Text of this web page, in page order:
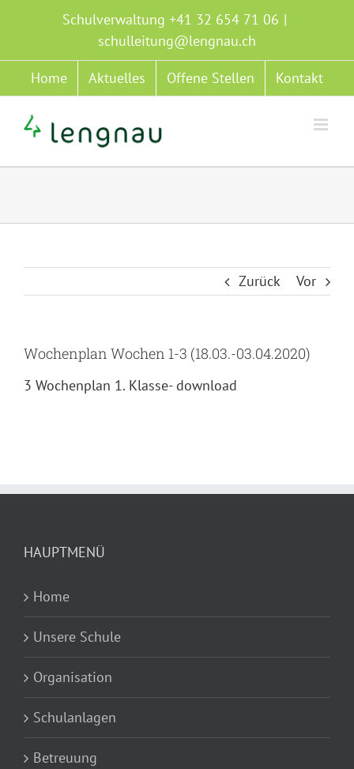
springen
Schulverwaltung +41 32 654 71 06 |
schulleitung@lengnau.ch
Home Aktuelles Offene Stellen Kontakt
Zurück Vor
Wochenplan Wochen 1-3 (18.03.-03.04.2020)
3 Wochenplan 1. Klasse- download
HAUPTMENÜ
Home
Unsere Schule
Organisation
Schulanlagen
Betreuung